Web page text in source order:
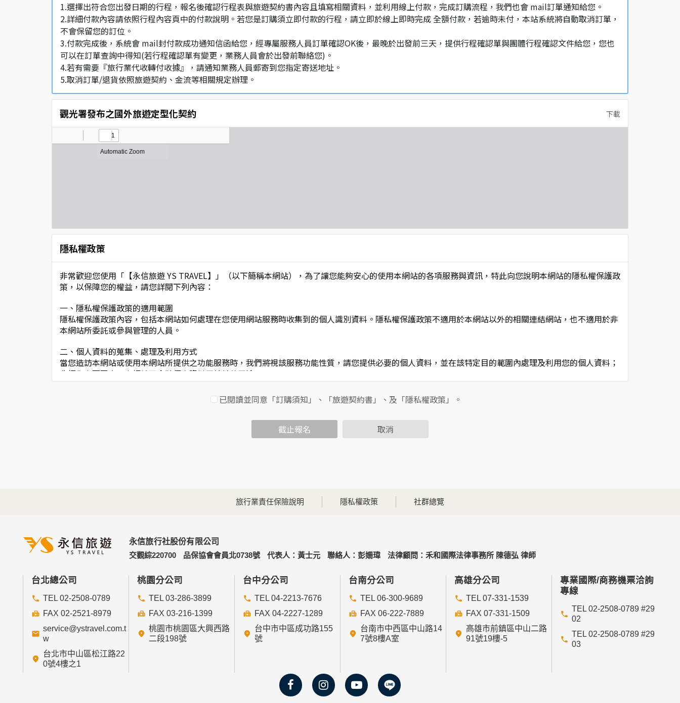
1.選擇出符合您出發日期的行程，報名後確認行程表與旅遊契約書內容且填寫相關資料，並利用線上付款，完成訂購流程，我們也會 mail訂單通知給您。
2.詳細付款內容請依照行程內容頁中的付款說明。若您是訂購須立即付款的行程，請立即於線上即時完成 全額付款，若逾時未付，本站系統將自動取消訂單，
不會保留您的訂位。
3.付款完成後，系統會 mail封付款成功通知信函給您，經專屬服務人員訂單確認OK後，最晚於出發前三天，提供行程確認單與團體行程確認文件給您，您也
可以在訂單查詢中得知(若行程確認單有變更，業務人員會於出發前聯絡您)。
4.若有需要『旅行業代收轉付收據』，請通知業務人員郵寄到您指定寄送地址。
5.取消訂單/退貨依照旅遊契約、金流等相關規定辦理。
觀光署發布之國外旅遊定型化契約 下載
隱私權政策
非常歡迎您使用「【永信旅遊 YS TRAVEL】」（以下簡稱本網站），為了讓您能夠安心的使用本網站的各項服務與資訊，特此向您說明本網站的隱私權保護政
策，以保障您的權益，請您詳閱下列內容：
一、隱私權保護政策的適用範圍
隱私權保護政策內容，包括本網站如何處理在您使用網站服務時收集到的個人識別資料。隱私權保護政策不適用於本網站以外的相關連結網站，也不適用於非
本網站所委託或參與管理的人員。
二、個人資料的蒐集、處理及利用方式
當您造訪本網站或使用本網站所提供之功能服務時，我們將視該服務功能性質，請您提供必要的個人資料，並在該特定目的範圍內處理及利用您的個人資料；
非經您書面同意，本網站不會將個人資料用於其他用途。
本網站在您使用服務信箱、問卷調查等互動性功能時，會保留您所提供的姓名、電子郵件地址、聯絡方式及使用時間等。
於一般瀏覽時，伺服器會自行記錄相關行徑，包括您使用連線設備的IP位址、使用時間、使用的瀏覽器、瀏覽及點選資料記錄等，做為我們增進網站服務的參
考依據，此記錄為內部應用，決不對外公佈。
為提供精確的服務，我們會將收集的問卷調查內容進行統計與分析，分析結果之統計數據或說明文字呈現，除供內部研究外，我們會視需要公佈統計數據及說
五、與第三人共用個人資料之政策
本網站絕不會提供、交換、出租或出售任何您的個人資料給其他個人、團體、私人企業或公務機關，但有法律依據或合約義務者，不在此限。
前項但書之情形包括不限於：
經由您書面同意。
法律明文規定。
為免除您生命、身體、自由或財產上之危險。
與公務機關或學術研究機構合作，基於公共利益為統計或學術研究而有必要，且資料經過提供者處理或蒐集者依其揭露方式無從識別特定之當事人。
當您在網站的行為，違反服務條款或可能損害或妨礙網站與其他使用者權益或導致任何人遭受損害時，經網站管理單位研析揭露您的個人資料是為了辨識、聯
絡或採取法律行動所必要者。
有利於您的權益。
本網站委託廠商協助蒐集、處理或利用您的個人資料時，將對委外廠商或個人善盡監督管理之責。
已閱讀並同意「訂購須知」、「旅遊契約書」、及「隱私權政策」。
截止報名 取消
旅行業責任保險說明 隱私權政策 社群總覽
永信旅行社股份有限公司
交觀綜220700
品保協會會員北0738號 代表人：黃士元 聯絡人：彭姍瑋 法律顧問：禾和國際法律事務所 陳德弘 律師
台北總公司
TEL 02-2508-0789
FAX 02-2521-8979
service@ystravel.com.t
w
台北市中山區松江路22
0號4樓之1
桃園分公司
TEL 03-286-3899
FAX 03-216-1399
桃園市桃園區大興西路
二段198號
台中分公司
TEL 04-2213-7676
FAX 04-2227-1289
台中市中區成功路155
號
台南分公司
TEL 06-300-9689
FAX 06-222-7889
台南市中西區中山路14
7號8樓A室
高雄分公司
TEL 07-331-1539
FAX 07-331-1509
高雄市前鎮區中山二路
91號19樓-5
專業國際/商務機票洽詢
專線
TEL 02-2508-0789 #29
02
TEL 02-2508-0789 #29
03